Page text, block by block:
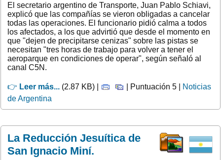
El secretario argentino de Transporte, Juan Pablo Schiavi,
explicó que las compañías se vieron obligadas a cancelar
todas las operaciones. El funcionario pidió calma a todos
los afectados, a los que advirtió que desde el momento en
que "dejen de precipitarse cenizas" sobre las pistas se
necesitan "tres horas de trabajo para volver a tener el
aeroparque en condiciones de operar", según señaló al
canal C5N.
👉 Leer más... (2.87 KB) | | Puntuación 5 |
Noticias
de Argentina
La Reducción Jesuítica de
San Ignacio Miní.